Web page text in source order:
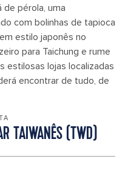
pérola, uma
com bolinhas de tapioca
estilo japonês no
para Taichung e rume
estilosas lojas localizadas
encontrar de tudo, de
TAIWANÊS (TWD)